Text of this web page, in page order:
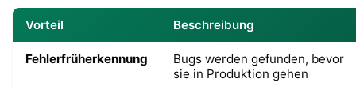
Vorteil Beschreibung
Fehlerfrüherkennung
Bugs werden gefunden, bevor
sie in Produktion gehen